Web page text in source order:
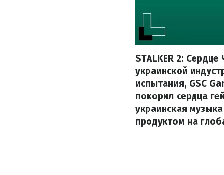
STALKER 2:
украинской
испытания, GSC
покорил сердца
украинская
продуктом на